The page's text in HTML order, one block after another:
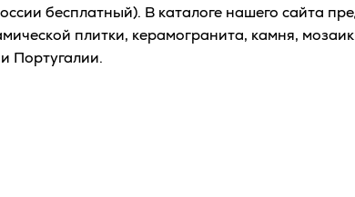
бесплатный). В каталоге нашего сайта
плитки, керамогранита, камня,
Португалии.